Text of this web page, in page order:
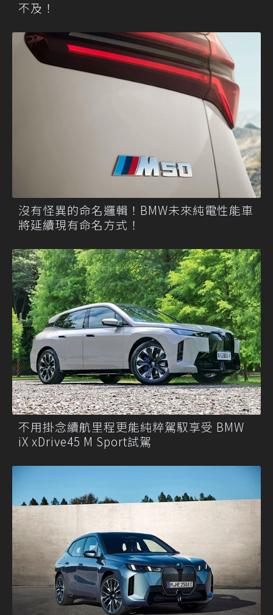
不及！
沒有怪異的命名邏輯！BMW未來純電性能車
將延續現有命名方式！
不用掛念續航里程更能純粹駕馭享受 BMW
iX xDrive45 M Sport試駕